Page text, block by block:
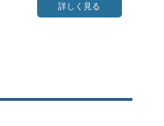
詳しく見る